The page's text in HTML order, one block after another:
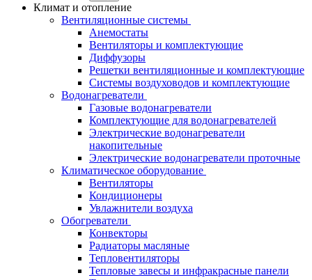
Климат и отопление
Вентиляционные системы
Анемостаты
Вентиляторы и комплектующие
Диффузоры
Решетки вентиляционные и комплектующие
Системы воздуховодов и комплектующие
Водонагреватели
Газовые водонагреватели
Комплектующие для водонагревателей
Электрические водонагреватели
накопительные
Электрические водонагреватели проточные
Климатическое оборудование
Вентиляторы
Кондиционеры
Увлажнители воздуха
Обогреватели
Конвекторы
Радиаторы масляные
Тепловентиляторы
Тепловые завесы и инфракрасные панели